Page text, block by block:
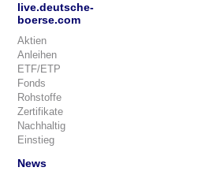
live.deutsche-
boerse.com
Aktien
Anleihen
ETF/ETP
Fonds
Rohstoffe
Zertifikate
Nachhaltig
Einstieg
News